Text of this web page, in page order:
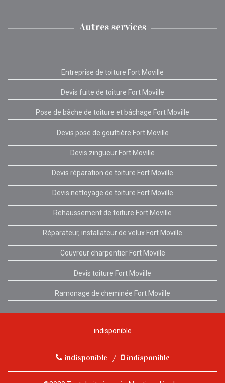
Autres services
Entreprise de toiture Fort Moville
Devis fuite de toiture Fort Moville
Pose de bâche de toiture et bâchage Fort Moville
Devis pose de gouttière Fort Moville
Devis zingueur Fort Moville
Devis réparation de toiture Fort Moville
Devis nettoyage de toiture Fort Moville
Rehaussement de toiture Fort Moville
Réparateur, installateur de velux Fort Moville
Couvreur charpentier Fort Moville
Devis toiture Fort Moville
Ramonage de cheminée Fort Moville
indisponible
indisponible / indisponible